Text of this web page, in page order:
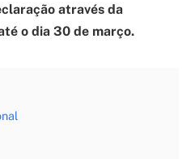
através da
o dia 30 de março.